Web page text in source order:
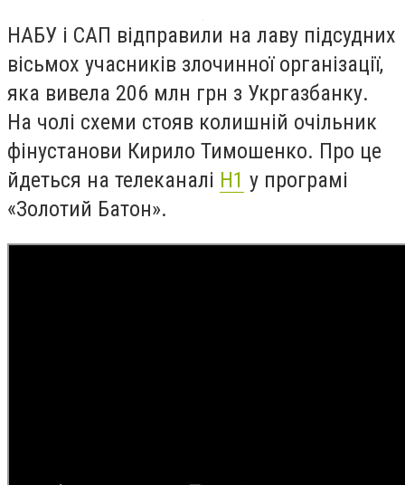
НАБУ і САП відправили на лаву підсудних
вісьмох учасників злочинної організації,
яка вивела 206 млн грн з Укргазбанку.
На чолі схеми стояв колишній очільник
фінустанови Кирило Тимошенко. Про це
йдеться на телеканалі Н1 у програмі
«Золотий Батон».